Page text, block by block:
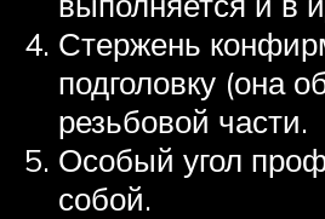
Стержень
подголовку (она
резьбовой части.
Особый угол
собой.